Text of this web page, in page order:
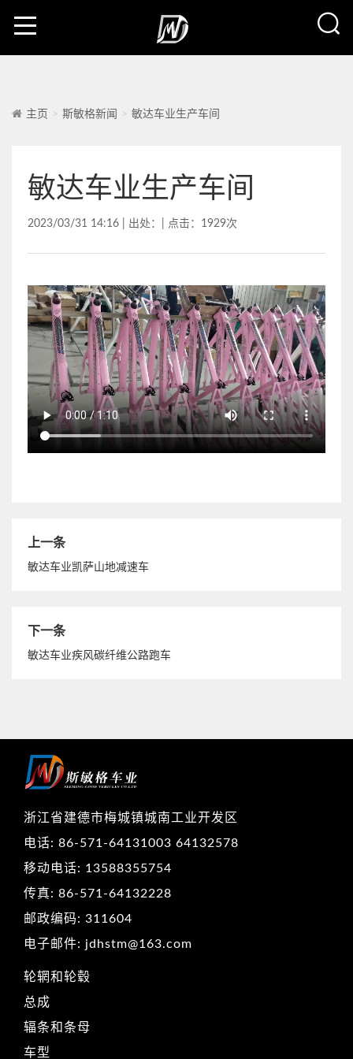
主页 斯敏格新闻 敏达车业生产车间
敏达车业生产车间
2023/03/31 14:16 | 出处：| 点击：1929次
上一条
敏达车业凯萨山地减速车
下一条
敏达车业疾风碳纤维公路跑车
浙江省建德市梅城镇城南工业开发区
电话: 86-571-64131003 64132578
移动电话: 13588355754
传真: 86-571-64132228
邮政编码: 311604
电子邮件: jdhstm@163.com
轮辋和轮毂
总成
辐条和条母
车型